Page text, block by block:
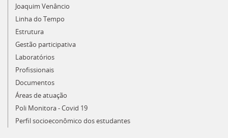
Joaquim Venâncio
Linha do Tempo
Estrutura
Gestão participativa
Laboratórios
Profissionais
Documentos
Áreas de atuação
Poli Monitora - Covid 19
Perfil socioeconômico dos estudantes